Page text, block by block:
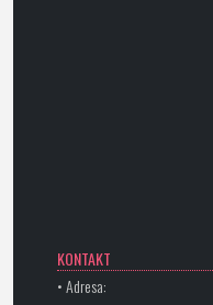
KONTAKT
• Adresa: